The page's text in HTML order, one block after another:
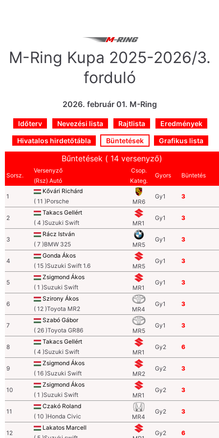
M-Ring Kupa 2025-2026/3.
forduló
2026. február 01. M-Ring
Időterv Nevezési lista Rajtlista Eredmények
Hivatalos hirdetőtábla Büntetések Grafikus lista
Bűntetések ( 14 versenyző)
Sorsz.
Versenyző
(Rsz) Autó
Csop.
Kateg.
Gyors Büntetés
1
Kővári Richárd
( 11 )Porsche
MR6
Gy1 3
2
Takacs Gellért
( 4 )Suzuki Swift
MR1
Gy1 3
3
Rácz István
( 7 )BMW 325
MR5
Gy1 3
4
Gonda Ákos
( 15 )Suzuki Swift 1.6
MR5
Gy1 3
5
Zsigmond Ákos
( 1 )Suzuki Swift
MR1
Gy1 3
6
Szirony Ákos
( 12 )Toyota MR2
MR4
Gy1 3
7
Szabó Gábor
( 26 )Toyota GR86
MR5
Gy1 3
8
Takacs Gellért
( 4 )Suzuki Swift
MR1
Gy2 6
9
Zsigmond Ákos
( 16 )Suzuki Swift
MR2
Gy2 3
10
Zsigmond Ákos
( 1 )Suzuki Swift
MR1
Gy2 3
11
Czakó Roland
( 10 )Honda Civic
MR4
Gy2 3
12
Lakatos Marcell
Gy2 6